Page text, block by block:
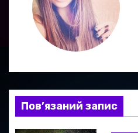
а
п
и
Пов’язаний запис